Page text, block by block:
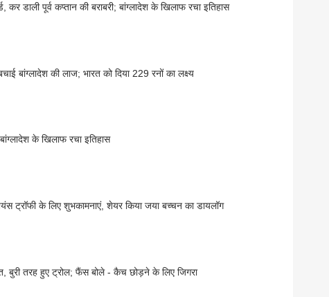
कर डाली पूर्व कप्तान की बराबरी; बांग्लादेश के खिलाफ रचा इतिहास
बांग्लादेश की लाज; भारत को दिया 229 रनों का लक्ष्य
के खिलाफ रचा इतिहास
ट्रॉफी के लिए शुभकामनाएं, शेयर किया जया बच्चन का डायलॉग
बुरी तरह हुए ट्रोल; फैंस बोले - कैच छोड़ने के लिए जिगरा